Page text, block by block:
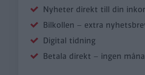
Nyheter direkt till din
Bilkollen – extra
Digital tidning
Betala direkt – ingen